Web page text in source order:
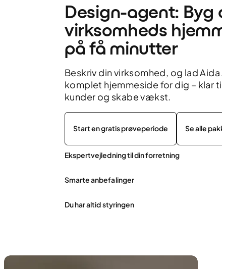
Design-agent: Byg
virksomheds
på få minutter
Beskriv din virksomhed, og lad Aida
komplet hjemmeside for dig – klar
kunder og skabe vækst.
Start en gratis prøveperiode Se alle
Ekspertvejledning til din forretning
Smarte anbefalinger
Du har altid styringen